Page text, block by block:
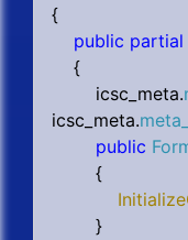
{
public partial
{
icsc_meta.
icsc_meta.
public
{
}